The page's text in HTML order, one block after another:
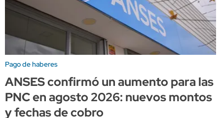
Pago de haberes
ANSES confirmó un aumento para las
PNC en agosto 2026: nuevos montos
y fechas de cobro